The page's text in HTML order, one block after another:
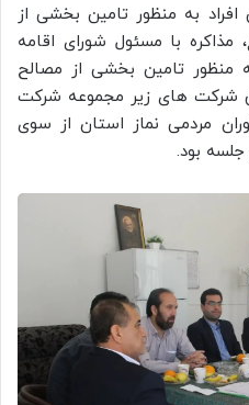
به منظور تامین بخشی از
مذاکره با مسئول شورای اقامه
منظور تامین بخشی از مصالح
شرکت های زیر مجموعه شرکت
مردمی نماز استان از سوی
بود.